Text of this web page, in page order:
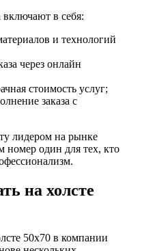
в себя:
и технологий
через онлайн
стоимость услуг;
заказа с
лидером на рынке
номер один для тех, кто
на холсте
50х70 в компании